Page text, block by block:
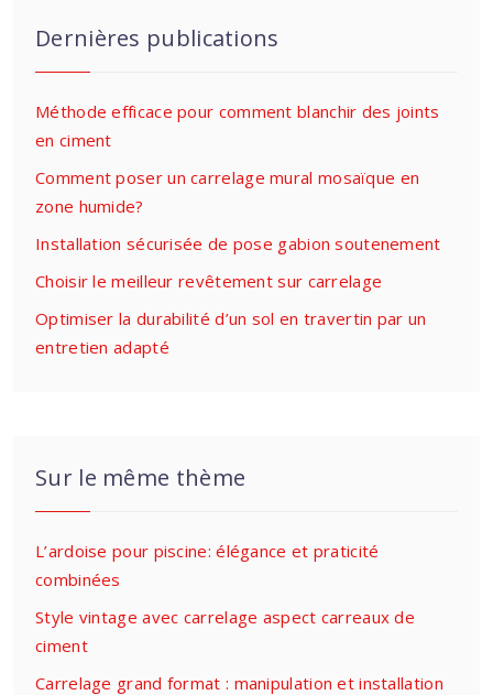
Dernières publications
Méthode efficace pour comment blanchir des joints
en ciment
Comment poser un carrelage mural mosaïque en
zone humide?
Installation sécurisée de pose gabion soutenement
Choisir le meilleur revêtement sur carrelage
Optimiser la durabilité d’un sol en travertin par un
entretien adapté
Sur le même thème
L’ardoise pour piscine: élégance et praticité
combinées
Style vintage avec carrelage aspect carreaux de
ciment
Carrelage grand format : manipulation et installation